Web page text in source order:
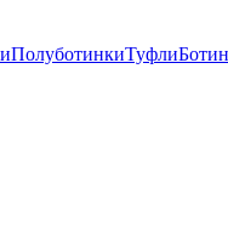
ПолуботинкиТуфли